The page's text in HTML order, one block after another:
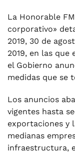
La Honorable
corporativo»
2019, 30 de
2019, en las que
el Gobierno
medidas que se
Los anuncios
vigentes hasta
exportaciones y
medianas
infraestructura,